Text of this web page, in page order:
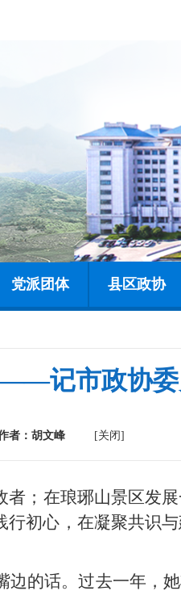
党派团体 县区政协
——记市政协
作者：胡文峰 [关闭]
；在琅琊山景区发
初心，在凝聚共识
边的话。过去一年，